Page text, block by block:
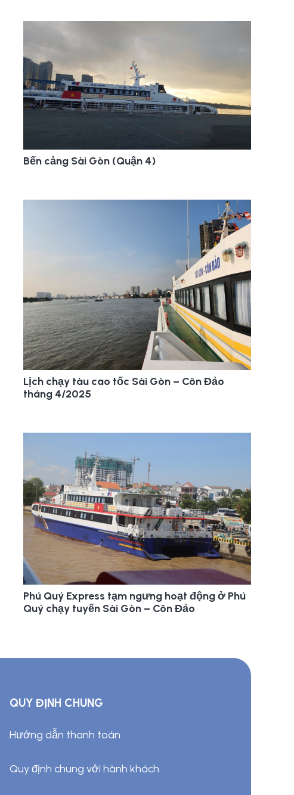
Bến cảng Sài Gòn (Quận 4)
Lịch chạy tàu cao tốc Sài Gòn – Côn Đảo
tháng 4/2025
Phú Quý Express tạm ngưng hoạt động ở Phú
Quý chạy tuyến Sài Gòn – Côn Đảo
QUY ĐỊNH CHUNG
Hướng dẫn thanh toán
Quy định chung với hành khách